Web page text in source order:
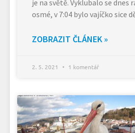
je na světě. Vyklubalo se dnes
osmé, v 7:04 bylo vajíčko sice
ZOBRAZIT ČLÁNEK »
2. 5. 2021 1 komentář